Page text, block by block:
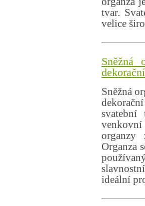
tvar.
velice
Sněžná
Sněžná
organzy
Organza
ideální